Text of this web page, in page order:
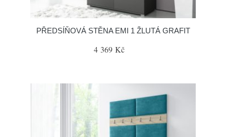
PŘEDSÍŇOVÁ STĚNA EMI 1 ŽLUTÁ GRAFIT
4 369 Kč